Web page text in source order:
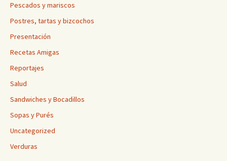
Pescados y mariscos
Postres, tartas y bizcochos
Presentación
Recetas Amigas
Reportajes
Salud
Sandwiches y Bocadillos
Sopas y Purés
Uncategorized
Verduras